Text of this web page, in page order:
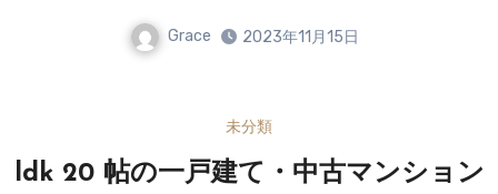
Grace 2023年11月15日
未分類
ldk 20 帖の一戸建て・中古マンション